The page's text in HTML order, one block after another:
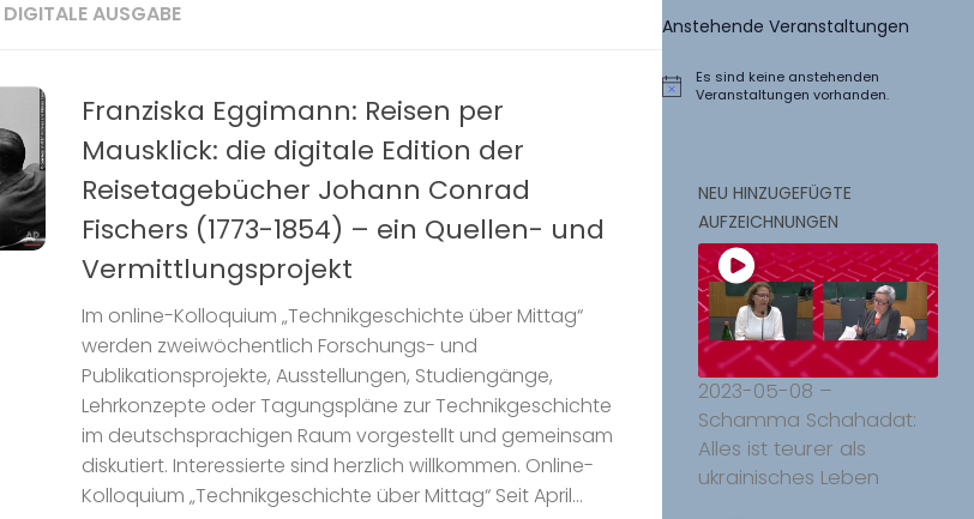
DIGITALE AUSGABE
Franziska Eggimann: Reisen per
Mausklick: die digitale Edition der
Reisetagebücher Johann Conrad
Fischers (1773-1854) – ein Quellen- und
Vermittlungsprojekt
Im online-Kolloquium „Technikgeschichte über Mittag“
werden zweiwöchentlich Forschungs- und
Publikationsprojekte, Ausstellungen, Studiengänge,
Lehrkonzepte oder Tagungspläne zur Technikgeschichte
im deutschsprachigen Raum vorgestellt und gemeinsam
diskutiert. Interessierte sind herzlich willkommen. Online-
Kolloquium „Technikgeschichte über Mittag“ Seit April...
Anstehende Veranstaltungen
Hinweis
Es sind keine anstehenden
Veranstaltungen vorhanden.
NEU HINZUGEFÜGTE
AUFZEICHNUNGEN
2023-05-08 –
Schamma Schahadat:
Alles ist teurer als
ukrainisches Leben